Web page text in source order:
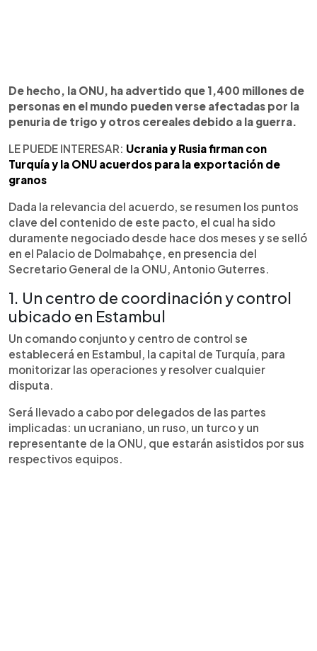
De hecho, la ONU, ha advertido que 1,400 millones de
personas en el mundo pueden verse afectadas por la
penuria de trigo y otros cereales debido a la guerra.
LE PUEDE INTERESAR: Ucrania y Rusia firman con
Turquía y la ONU acuerdos para la exportación de
granos
Dada la relevancia del acuerdo, se resumen los puntos
clave del contenido de este pacto, el cual ha sido
duramente negociado desde hace dos meses y se selló
en el Palacio de Dolmabahçe, en presencia del
Secretario General de la ONU, Antonio Guterres.
1. Un centro de coordinación y control
ubicado en Estambul
Un comando conjunto y centro de control se
establecerá en Estambul, la capital de Turquía, para
monitorizar las operaciones y resolver cualquier
disputa.
Será llevado a cabo por delegados de las partes
implicadas: un ucraniano, un ruso, un turco y un
representante de la ONU, que estarán asistidos por sus
respectivos equipos.